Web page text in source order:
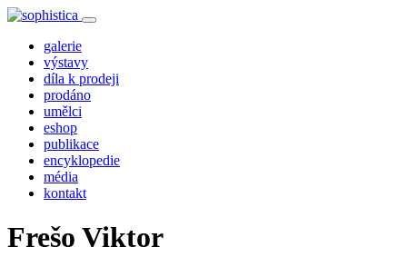
galerie
výstavy
díla k prodeji
prodáno
umělci
eshop
publikace
encyklopedie
média
kontakt
Frešo Viktor